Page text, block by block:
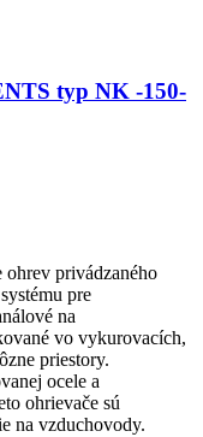
typ NK -150-
privádzaného
pre
na
vo vykurovacích,
priestory.
ocele a
ohrievače sú
na vzduchovody.